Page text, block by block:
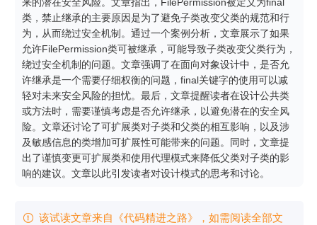
类，禁止继承的主要原因是为了避免子类改变父类的规范和行
为，从而绕过安全机制。通过一个案例分析，文章展示了如果
允许FilePermission类可被继承，可能导致子类改变父类行为，
绕过安全机制的问题。文章强调了在面向对象设计中，是否允
许继承是一个需要仔细权衡的问题，final关键字的使用可以减
轻对未来安全风险的担忧。最后，文章提醒读者在设计公共类
或方法时，需要谨慎考虑是否允许继承，以避免潜在的安全风
险。文章还讨论了可扩展类对子类和父类的相互影响，以及涉
及敏感信息的类增加可扩展性可能带来的问题。同时，文章提
出了谨慎变更可扩展类和使用代理模式来降低父类对子类的影
响的建议。文章以此引发读者对设计模式的思考和讨论。
 该试读文章来自《代码精进之路》，如需阅读全部文